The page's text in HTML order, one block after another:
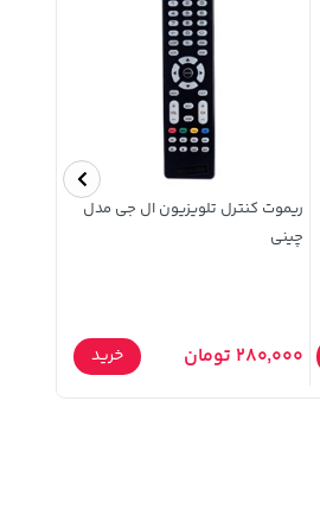
ریموت کنترل تلویزیون ال جی مدل
چینی
280,000 تومان خرید